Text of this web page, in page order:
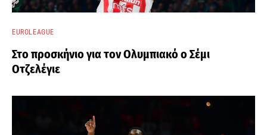
EUROLEAGUE
Στο προσκήνιο για τον Ολυμπιακό ο Σέμι
Οτζελέγιε